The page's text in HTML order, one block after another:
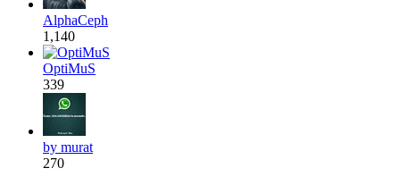
AlphaCeph
1,140
OptiMuS
339
by murat
270